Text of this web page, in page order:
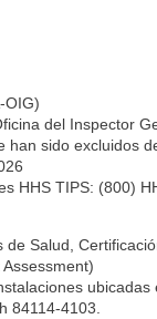
OIG)
del Inspector
han sido excluidos
HHS TIPS: (800)
Salud,
ubicadas
84114-4103.